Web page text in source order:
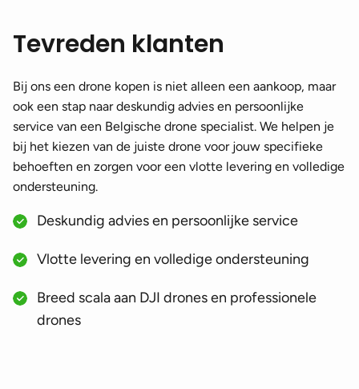
Tevreden klanten
Bij ons een drone kopen is niet alleen een aankoop, maar
ook een stap naar deskundig advies en persoonlijke
service van een Belgische drone specialist. We helpen je
bij het kiezen van de juiste drone voor jouw specifieke
behoeften en zorgen voor een vlotte levering en volledige
ondersteuning.
Deskundig advies en persoonlijke service
Vlotte levering en volledige ondersteuning
Breed scala aan DJI drones en professionele
drones